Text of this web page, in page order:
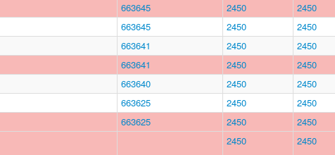
663645 2450 2450
663645 2450 2450
663641 2450 2450
663641 2450 2450
663640 2450 2450
663625 2450 2450
663625 2450 2450
2450 2450